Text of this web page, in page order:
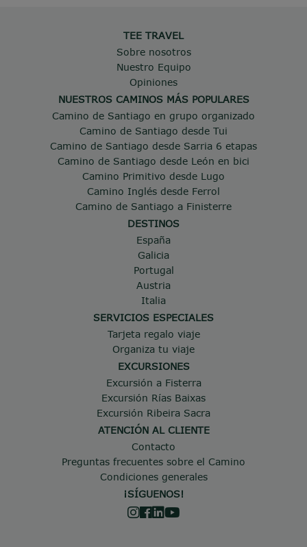
TEE TRAVEL
Sobre nosotros
Nuestro Equipo
Opiniones
NUESTROS CAMINOS MÁS POPULARES
Camino de Santiago en grupo organizado
Camino de Santiago desde Tui
Camino de Santiago desde Sarria 6 etapas
Camino de Santiago desde León en bici
Camino Primitivo desde Lugo
Camino Inglés desde Ferrol
Camino de Santiago a Finisterre
DESTINOS
España
Galicia
Portugal
Austria
Italia
SERVICIOS ESPECIALES
Tarjeta regalo viaje
Organiza tu viaje
EXCURSIONES
Excursión a Fisterra
Excursión Rías Baixas
Excursión Ribeira Sacra
ATENCIÓN AL CLIENTE
Contacto
Preguntas frecuentes sobre el Camino
Condiciones generales
¡SÍGUENOS!